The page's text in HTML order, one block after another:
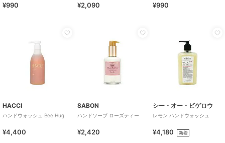
ッツ＞ ２５０ｍＬ
¥990 ¥2,090
＞ ３００ｍＬ
¥990
HACCI
ハンドウォッシュ Bee Hug
¥4,400
SABON
ハンドソープ ローズティー
¥2,420
シー・オー・ビゲロウ
レモン ハンドウォッシュ
¥4,180 新着